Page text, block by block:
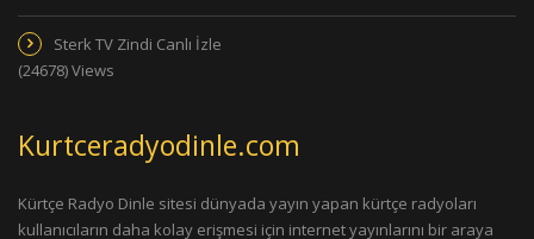
Sterk TV Zindi Canlı İzle
(24678) Views
Kurtceradyodinle.com
Kürtçe Radyo Dinle sitesi dünyada yayın yapan kürtçe radyoları
kullanıcıların daha kolay erişmesi için internet yayınlarını bir araya